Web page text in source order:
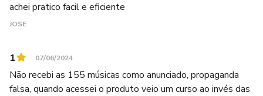
achei pratico facil e eficiente
JOSE
1 07/06/2024
Não recebi as 155 músicas como anunciado, propaganda
falsa, quando acessei o produto veio um curso ao invés das